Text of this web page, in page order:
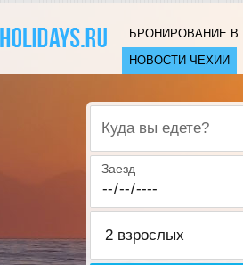
БРОНИРОВАНИЕ В
НОВОСТИ ЧЕХИИ
Куда вы едете?
Заезд